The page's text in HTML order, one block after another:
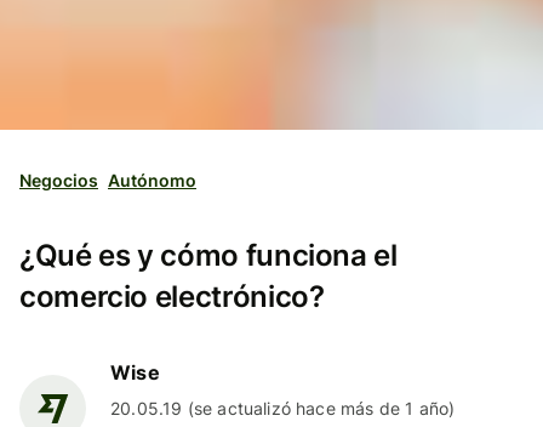
Negocios Autónomo
¿Qué es y cómo funciona el
comercio electrónico?
Wise
20.05.19 (se actualizó hace más de 1 año)